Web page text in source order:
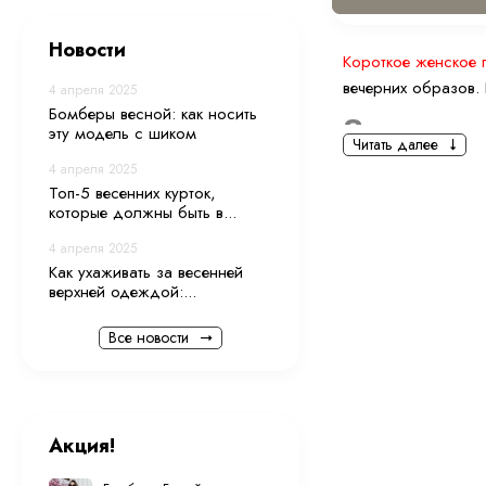
Короткое женское
вечерних образов.
За что
Оно сочетает
Читать далее
Новости
4 апреля 2025
Бомберы весной: как носить
эту модель с шиком
4 апреля 2025
Топ-5 весенних курток,
которые должны быть в...
4 апреля 2025
Как ухаживать за весенней
верхней одеждой:...
Все новости
Акция!